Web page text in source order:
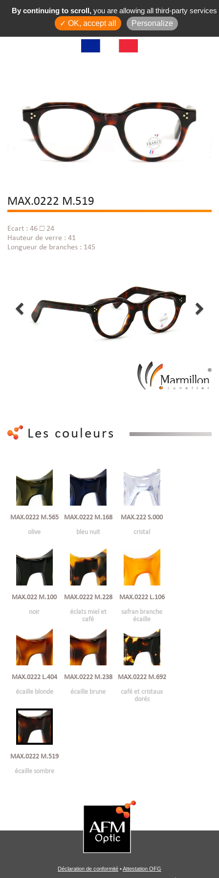
MAX.0222 M.519
Ecart : 46 □ 24
Hauteur de verre : 41
Longueur de branches : 145
Les couleurs
MAX.0222 M.565
olive
MAX.0222 M.168
bleu nuit
MAX.222 S.000
cristal
MAX.022 M.100
noir
MAX.0222 M.228
éclats miel et
café
MAX.0222 L.106
safran branche
écaille
MAX.0222 L.404
écaille blonde
MAX.0222 M.238
écaille brune
MAX.0222 M.692
café et cristaux
dorés
MAX.0222 M.519
écaille sombre
Déclaration de conformité •Attestation OFG
By continuing to scroll, you are allowing all third-party services
✓ OK, accept all
Personalize